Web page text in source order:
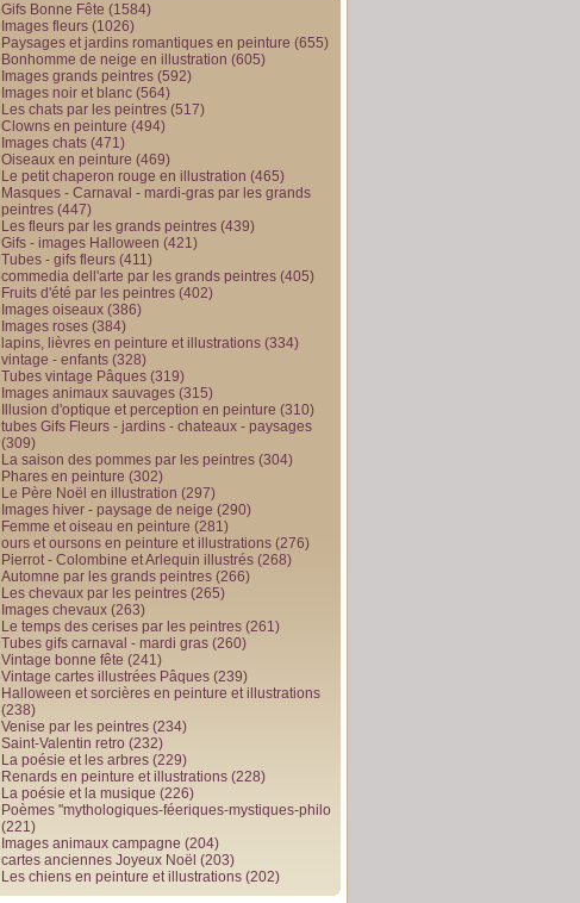
Gifs Bonne Fête (1584)
Images fleurs (1026)
Paysages et jardins romantiques en peinture (655)
Bonhomme de neige en illustration (605)
Images grands peintres (592)
Images noir et blanc (564)
Les chats par les peintres (517)
Clowns en peinture (494)
Images chats (471)
Oiseaux en peinture (469)
Le petit chaperon rouge en illustration (465)
Masques - Carnaval - mardi-gras par les grands
peintres (447)
Les fleurs par les grands peintres (439)
Gifs - images Halloween (421)
Tubes - gifs fleurs (411)
commedia dell'arte par les grands peintres (405)
Fruits d'été par les peintres (402)
Images oiseaux (386)
Images roses (384)
lapins, lièvres en peinture et illustrations (334)
vintage - enfants (328)
Tubes vintage Pâques (319)
Images animaux sauvages (315)
Illusion d'optique et perception en peinture (310)
tubes Gifs Fleurs - jardins - chateaux - paysages
(309)
La saison des pommes par les peintres (304)
Phares en peinture (302)
Le Père Noël en illustration (297)
Images hiver - paysage de neige (290)
Femme et oiseau en peinture (281)
ours et oursons en peinture et illustrations (276)
Pierrot - Colombine et Arlequin illustrés (268)
Automne par les grands peintres (266)
Les chevaux par les peintres (265)
Images chevaux (263)
Le temps des cerises par les peintres (261)
Tubes gifs carnaval - mardi gras (260)
Vintage bonne fête (241)
Vintage cartes illustrées Pâques (239)
Halloween et sorcières en peinture et illustrations
(238)
Venise par les peintres (234)
Saint-Valentin retro (232)
La poésie et les arbres (229)
Renards en peinture et illustrations (228)
La poésie et la musique (226)
Poèmes "mythologiques-féeriques-mystiques-philo
(221)
Images animaux campagne (204)
cartes anciennes Joyeux Noël (203)
Les chiens en peinture et illustrations (202)